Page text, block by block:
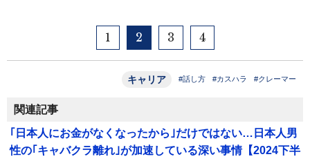
1 2 3 4
キャリア #話し方 #カスハラ #クレーマー
関連記事
｢日本人にお金がなくなったから｣だけではない…日本人男
性の｢キャバクラ離れ｣が加速している深い事情【2024下半